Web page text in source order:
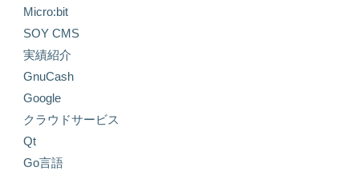
Micro:bit
SOY CMS
実績紹介
GnuCash
Google
クラウドサービス
Qt
Go言語